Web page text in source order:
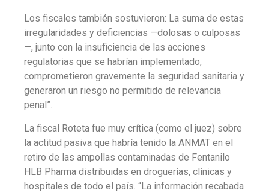
Los fiscales también sostuvieron: La suma de estas
irregularidades y deficiencias —dolosas o culposas
—, junto con la insuficiencia de las acciones
regulatorias que se habrían implementado,
comprometieron gravemente la seguridad sanitaria y
generaron un riesgo no permitido de relevancia
penal”.
La fiscal Roteta fue muy crítica (como el juez) sobre
la actitud pasiva que habría tenido la ANMAT en el
retiro de las ampollas contaminadas de Fentanilo
HLB Pharma distribuidas en droguerías, clínicas y
hospitales de todo el país. “La información recabada